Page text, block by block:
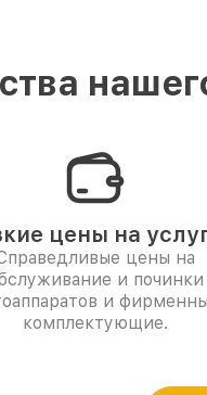
цены на
цены на
и починки
и
комплектующие.